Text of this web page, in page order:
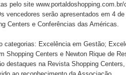
pelo site
vencedores serão apresentados em 4
Centers e Conferências das Américas.
categorias: Excelência em Gestão;
Shopping Centers e Newton Rique de
destaques na Revista Shopping